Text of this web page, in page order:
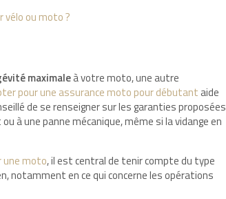
vélo ou moto ?
maximaleà votre moto, une autre
pour une assurance moto pour débutant aide
de se renseigner sur les garanties proposées
à une panne mécanique, même si la vidange en
une moto, il est central de tenir compte du type
notamment en ce qui concerne les opérations